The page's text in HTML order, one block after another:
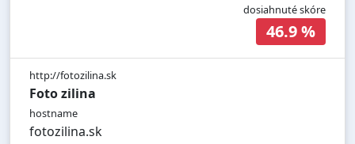
dosiahnuté skóre
46.9 %
http://fotozilina.sk
Foto zilina
hostname
fotozilina.sk